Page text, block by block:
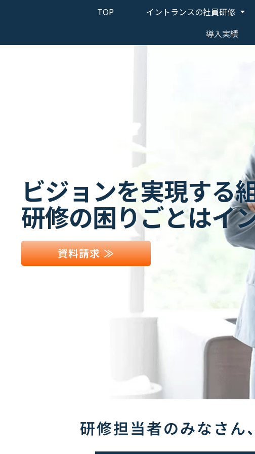
TOP イントランスの社員研修
導入実績
ビジョンを実現する
研修の困りごとはイ
資料請求 ≫
研修担当者のみなさん、